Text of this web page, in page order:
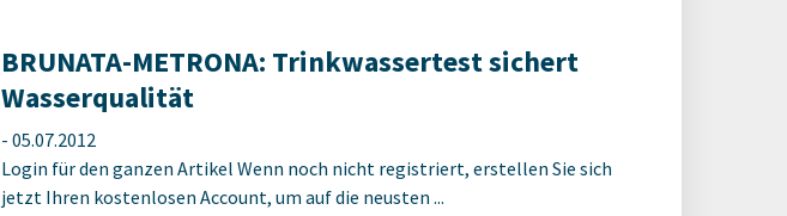
BRUNATA-METRONA: Trinkwassertest sichert
Wasserqualität
- 05.07.2012
Login für den ganzen Artikel Wenn noch nicht registriert, erstellen Sie sich
jetzt Ihren kostenlosen Account, um auf die neusten ...